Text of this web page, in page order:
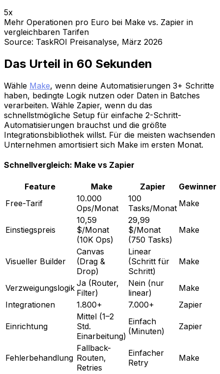
5x
Mehr Operationen pro Euro bei Make vs. Zapier in
vergleichbaren Tarifen
Source: TaskROI Preisanalyse, März 2026
Das Urteil in 60 Sekunden
Wähle Make, wenn deine Automatisierungen 3+ Schritte
haben, bedingte Logik nutzen oder Daten in Batches
verarbeiten. Wähle Zapier, wenn du das
schnellstmögliche Setup für einfache 2-Schritt-
Automatisierungen brauchst und die größte
Integrationsbibliothek willst. Für die meisten wachsenden
Unternehmen amortisiert sich Make im ersten Monat.
Schnellvergleich: Make vs Zapier
Feature Make Zapier
Gewinner
Free-Tarif
10.000
Ops/Monat
100
Tasks/Monat Make
Einstiegspreis
10,59
$/Monat
(10K Ops)
29,99
$/Monat
(750 Tasks)
Make
Visueller Builder
Canvas
(Drag &
Drop)
Linear
(Schritt für
Schritt)
Make
Verzweigungslogik Ja (Router,
Filter)
Nein (nur
linear)
Make
Integrationen
1.800+ 7.000+ Zapier
Einrichtung
Mittel (1–2
Std.
Einarbeitung)
Einfach
(Minuten)
Zapier
Fehlerbehandlung
Fallback-
Routen,
Retries
Einfacher
Retry
Make